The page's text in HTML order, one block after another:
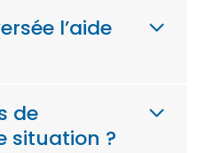
l’aide
de
situation ?